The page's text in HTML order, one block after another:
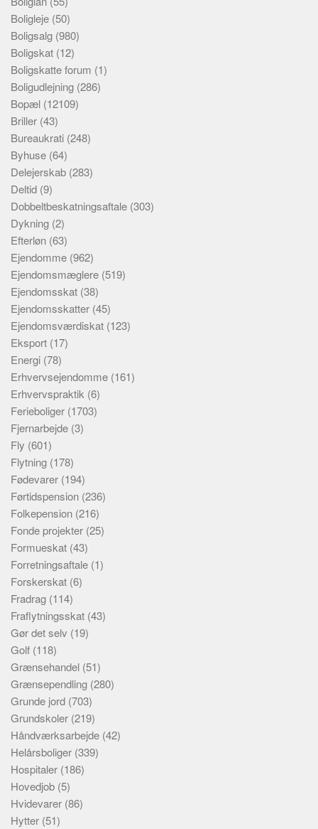
Boligleje (50)
Boligsalg (980)
Boligskat (12)
Boligskatte forum (1)
Boligudlejning (286)
Bopæl (12109)
Briller (43)
Bureaukrati (248)
Byhuse (64)
Delejerskab (283)
Deltid (9)
Dobbeltbeskatningsaftale (303)
Dykning (2)
Efterløn (63)
Ejendomme (962)
Ejendomsmæglere (519)
Ejendomsskat (38)
Ejendomsskatter (45)
Ejendomsværdiskat (123)
Eksport (17)
Energi (78)
Erhvervsejendomme (161)
Erhvervspraktik (6)
Ferieboliger (1703)
Fjernarbejde (3)
Fly (601)
Flytning (178)
Fødevarer (194)
Førtidspension (236)
Folkepension (216)
Fonde projekter (25)
Formueskat (43)
Forretningsaftale (1)
Forskerskat (6)
Fradrag (114)
Fraflytningsskat (43)
Gør det selv (19)
Golf (118)
Grænsehandel (51)
Grænsependling (280)
Grunde jord (703)
Grundskoler (219)
Håndværksarbejde (42)
Helårsboliger (339)
Hospitaler (186)
Hovedjob (5)
Hvidevarer (86)
Hytter (51)